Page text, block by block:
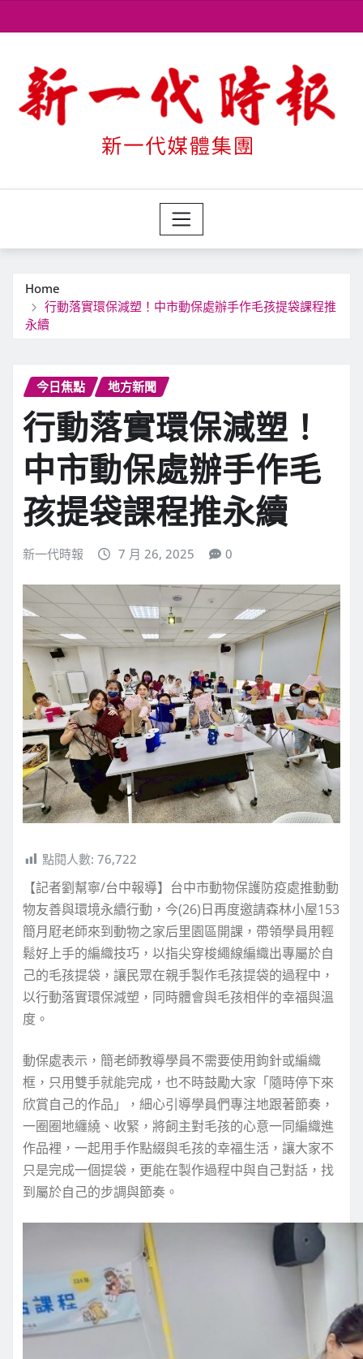
to
Home
行動落實環保減塑！中市動保處辦手作毛孩提袋課程推
永續
今日焦點 地方新聞
行動落實環保減塑！
中市動保處辦手作毛
孩提袋課程推永續
新一代時報 7 月 26, 2025 0
點閱人數: 76,722
【記者劉幫寧/台中報導】台中市動物保護防疫處推動動
物友善與環境永續行動，今(26)日再度邀請森林小屋153
簡月屘老師來到動物之家后里園區開課，帶領學員用輕
鬆好上手的編織技巧，以指尖穿梭繩線編織出專屬於自
己的毛孩提袋，讓民眾在親手製作毛孩提袋的過程中，
以行動落實環保減塑，同時體會與毛孩相伴的幸福與溫
度。
動保處表示，簡老師教導學員不需要使用鉤針或編織
框，只用雙手就能完成，也不時鼓勵大家「隨時停下來
欣賞自己的作品」，細心引導學員們專注地跟著節奏，
一圈圈地纏繞、收緊，將飼主對毛孩的心意一同編織進
作品裡，一起用手作點綴與毛孩的幸福生活，讓大家不
只是完成一個提袋，更能在製作過程中與自己對話，找
到屬於自己的步調與節奏。